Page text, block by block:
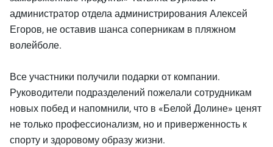
администратор отдела администрирования Алексей
Егоров, не оставив шанса соперникам в пляжном
волейболе.
Все участники получили подарки от компании.
Руководители подразделений пожелали сотрудникам
новых побед и напомнили, что в «Белой Долине» ценят
не только профессионализм, но и приверженность к
спорту и здоровому образу жизни.